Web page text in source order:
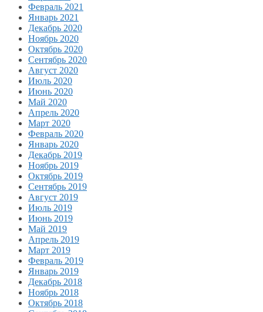
Февраль 2021
Январь 2021
Декабрь 2020
Ноябрь 2020
Октябрь 2020
Сентябрь 2020
Август 2020
Июль 2020
Июнь 2020
Май 2020
Апрель 2020
Март 2020
Февраль 2020
Январь 2020
Декабрь 2019
Ноябрь 2019
Октябрь 2019
Сентябрь 2019
Август 2019
Июль 2019
Июнь 2019
Май 2019
Апрель 2019
Март 2019
Февраль 2019
Январь 2019
Декабрь 2018
Ноябрь 2018
Октябрь 2018